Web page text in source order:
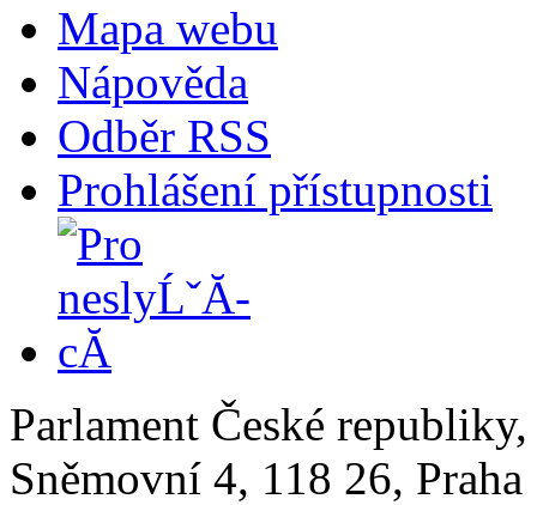
Mapa webu
Nápověda
Odběr RSS
Prohlášení přístupnosti
Parlament České
Sněmovní 4, 118 26,